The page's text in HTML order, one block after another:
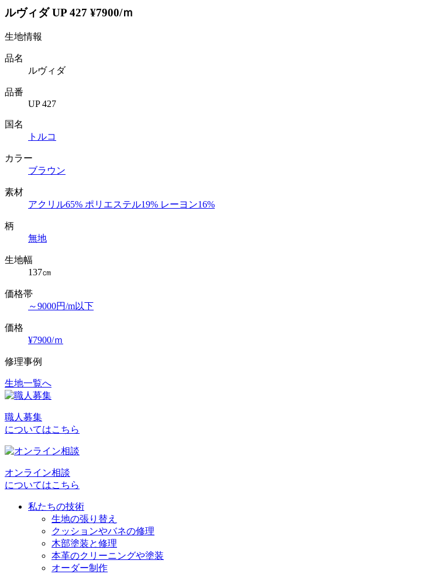
ルヴィダ UP 427 ¥7900/ｍ
生地情報
品名
ルヴィダ
品番
UP 427
国名
トルコ
カラー
ブラウン
素材
アクリル65% ポリエステル19% レーヨン16%
柄
無地
生地幅
137㎝
価格帯
～9000円/m以下
価格
¥7900/ｍ
修理事例
投
ナ
ビ
ー
生地一覧へ
職人募集
についてはこちら
オンライン相談
についてはこちら
私たちの技術
生地の張り替え
クッションやバネの修理
木部塗装と修理
本革のクリーニングや塗装
オーダー制作